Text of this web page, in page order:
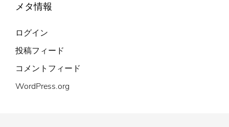
メタ情報
ログイン
投稿フィード
コメントフィード
WordPress.org